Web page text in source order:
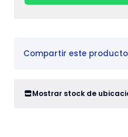
Compartir este producto
Mostrar stock de